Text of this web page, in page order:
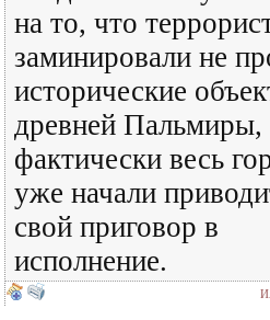
на то, что
заминировали не
исторические
древней Пальмиры,
фактически весь
уже начали
свой приговор в
исполнение.